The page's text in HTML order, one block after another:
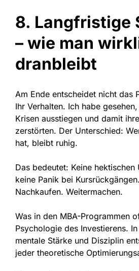
8. Langfristige
– wie man
dranbleibt
Am Ende entscheidet nicht das
Ihr Verhalten. Ich habe
Krisen ausstiegen und damit
zerstörten. Der Unterschied:
hat, bleibt ruhig.
Das bedeutet: Keine hektischen
keine Panik bei
Nachkaufen. Weitermachen.
Was in den MBA-Programmen
Psychologie des Investierens.
mentale Stärke und Disziplin
jeder theoretische